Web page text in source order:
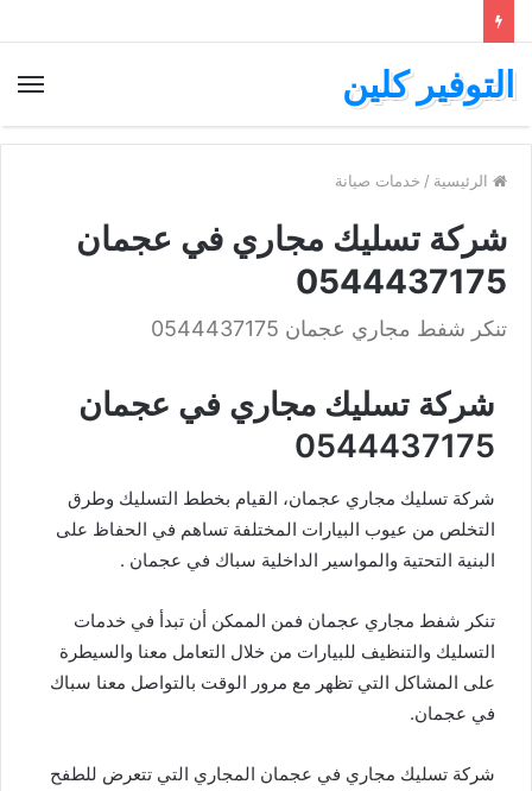
التوفير كلين
الرئيسية / خدمات صيانة
شركة تسليك مجاري في عجمان
0544437175
تنكر شفط مجاري عجمان 0544437175
شركة تسليك مجاري في عجمان
0544437175
شركة تسليك مجاري عجمان، القيام بخطط التسليك وطرق
التخلص من عيوب البيارات المختلفة تساهم في الحفاظ على
البنية التحتية والمواسير الداخلية سباك في عجمان .
تنكر شفط مجاري عجمان فمن الممكن أن تبدأ في خدمات
التسليك والتنظيف للبيارات من خلال التعامل معنا والسيطرة
على المشاكل التي تظهر مع مرور الوقت بالتواصل معنا سباك
في عجمان.
شركة تسليك مجاري في عجمان المجاري التي تتعرض للطفح